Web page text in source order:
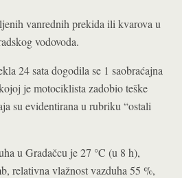
vanrednih prekida ili kvarova u
vodovoda.
24 sata dogodila se 1 saobraćajna
je motociklista zadobio teške
su evidentirana u rubriku “ostali
u Gradačcu je 27 °C (u 8 h),
relativna vlažnost vazduha 55 %,